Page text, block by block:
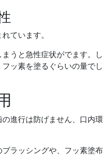
ています。
うと急性症状がでます。し
ッ素を塗るぐらいの量でし
進行は防げません、口内環
ラッシングや、フッ素塗布